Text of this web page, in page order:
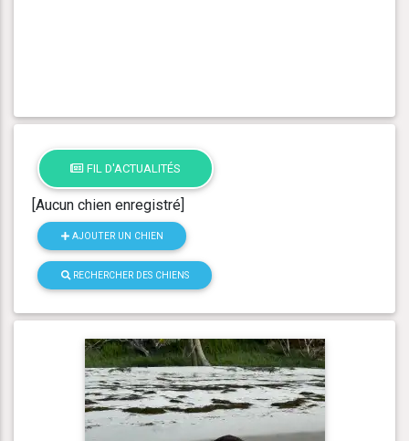
FIL D'ACTUALITÉS
[Aucun chien enregistré]
AJOUTER UN CHIEN
RECHERCHER DES CHIENS